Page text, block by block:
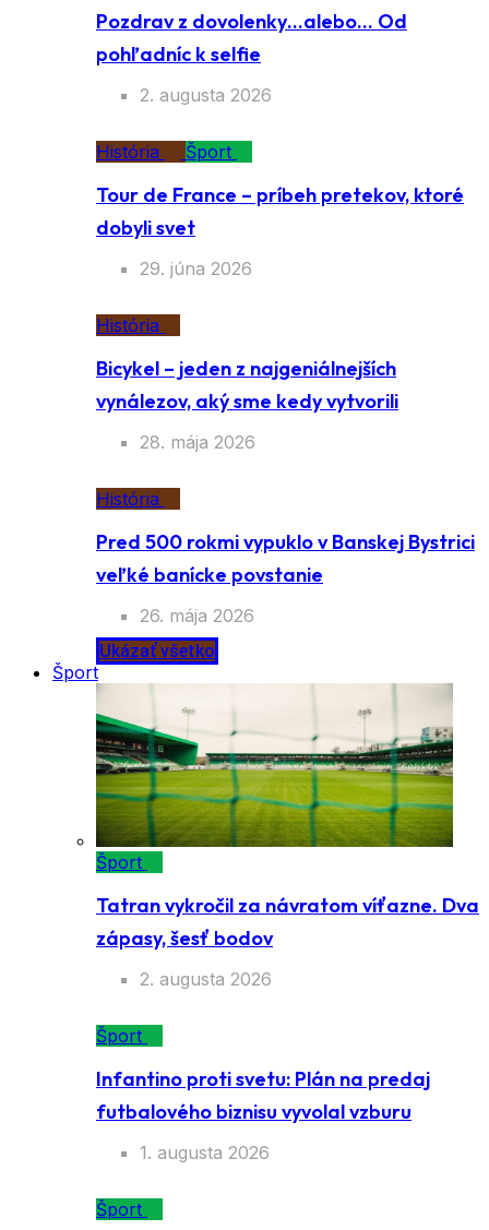
Pozdrav z dovolenky…alebo… Od
pohľadníc k selfie
2. augusta 2026
História Šport
Tour de France – príbeh pretekov, ktoré
dobyli svet
29. júna 2026
História
Bicykel – jeden z najgeniálnejších
vynálezov, aký sme kedy vytvorili
28. mája 2026
História
Pred 500 rokmi vypuklo v Banskej Bystrici
veľké banícke povstanie
26. mája 2026
Ukázať všetko
Šport
Šport
Tatran vykročil za návratom víťazne. Dva
zápasy, šesť bodov
2. augusta 2026
Šport
Infantino proti svetu: Plán na predaj
futbalového biznisu vyvolal vzburu
1. augusta 2026
Šport